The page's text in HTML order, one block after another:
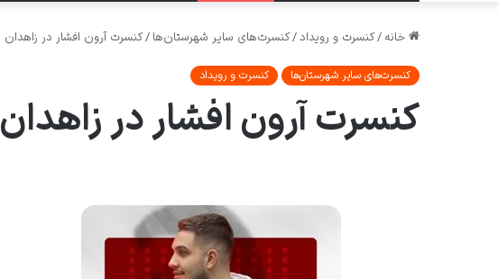
خانه /کنسرت و رویداد/کنسرت‌های سایر شهرستان‌ها /کنسرت آرون افشار در زاهدان
کنسرت‌های سایر شهرستان‌ها کنسرت و رویداد
کنسرت آرون افشار در زاهدان